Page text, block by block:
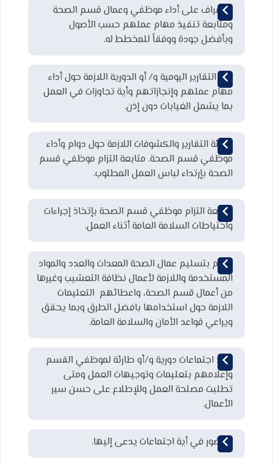
الإشراف على أداء موظفي وعمال قسم الصحة
ومتابعة تنفيذ مهام عملهم حسب الأصول
وبأفضل جودة ووفقاً للمخطط له.
رفع التقارير اليومية و/ أو الدورية اللازمة حول أداء
مهام عملهم وإنجازاتهم وأية تجاوزات في العمل
بما يشمل الغيابات دون إذن.
تعبئة التقارير والكشوفات اللازمة حول دوام وأداء
موظفي قسم الصحة. متابعة التزام موظفي قسم
الصحة بإرتداء لباس العمل المطلوب.
متابعة التزام موظفي قسم الصحة بإتخاذ إجراءات
واحتياطات السلامة العامة أثناء العمل.
يقوم بتسليم عمال الصحة المعدات والعدد والمواد
المستخدمة واللازمة لأعمال نظافة التعشيب وغيرها
من أعمال قسم الصحة، واعطائهم التعليمات
اللازمة حول استخدامها بافضل الطرق وبما يحقق
ويراعي قواعد الأمان والسلامة العامة.
عقد اجتماعات دورية و/أو طارئة لموظفي القسم
وإعلامهم بتعليمات وتوجيهات العمل ومتى
تطلبت مصلحة العمل وللإطلاع على حسن سير
الأعمال.
الحضور في أية اجتماعات يدعى إليها.